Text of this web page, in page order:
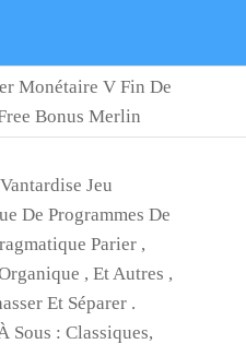
Monétaire V Fin De
Bonus Merlin
Jeu
De Programmes De
Parier ,
, Et Autres ,
Et Séparer .
Sous : Classiques,